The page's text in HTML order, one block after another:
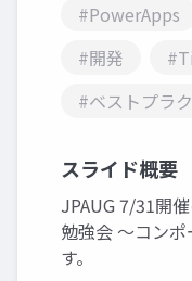
#PowerApps
#開発
#ベストプラ
スライド概要
JPAUG 7/31開
勉強会 ～コン
す。